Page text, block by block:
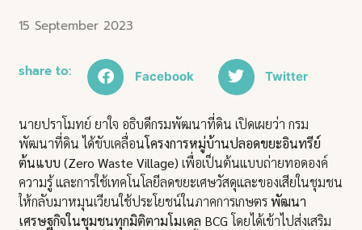
15 September 2023
share to: Facebook Twitter
นายปราโมทย์ ยาใจ อธิบดีกรมพัฒนาที่ดิน เปิดเผยว่า กรม
พัฒนาที่ดิน ได้ขับเคลื่อนโครงการหมู่บ้านปลอดขยะอินทรีย์
ต้นแบบ (Zero Waste Village) เพื่อเป็นต้นแบบถ่ายทอดองค์
ความรู้ และการใช้เทคโนโลยีลดขยะเศษวัสดุและของเสียในชุมชน
ให้กลับมาหมุนเวียนใช้ประโยชน์ในภาคการเกษตรพัฒนา
เศรษฐกิจในชุมชนทุกมิติตามโมเดล BCG โดยได้เข้าไปส่งเสริม